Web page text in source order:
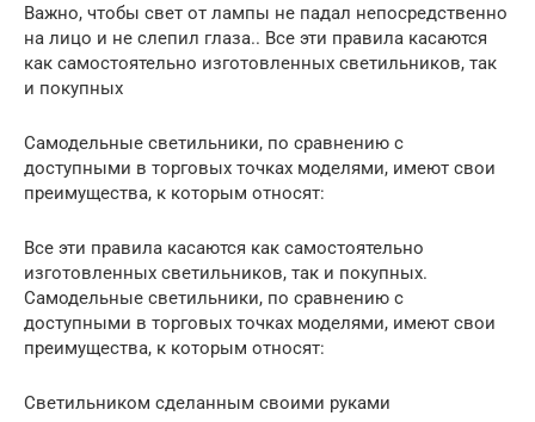
Важно, чтобы свет от лампы не падал непосредственно
на лицо и не слепил глаза.. Все эти правила касаются
как самостоятельно изготовленных светильников, так
и покупных
Самодельные светильники, по сравнению с
доступными в торговых точках моделями, имеют свои
преимущества, к которым относят:
Все эти правила касаются как самостоятельно
изготовленных светильников, так и покупных.
Самодельные светильники, по сравнению с
доступными в торговых точках моделями, имеют свои
преимущества, к которым относят:
Светильником сделанным своими руками